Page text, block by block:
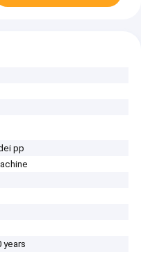
pp
years